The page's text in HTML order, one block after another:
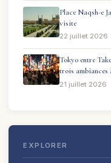
Place Naqsh-e
visite
22 juillet 2026
Tokyo entre
trois ambiances
21 juillet 2026
EXPLORER